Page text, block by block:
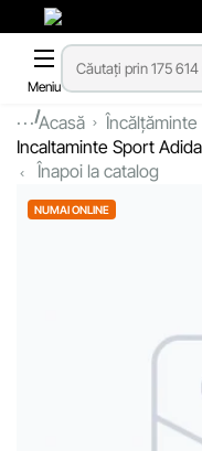
Meniu
...Acasă
Încălțăminte
Incaltaminte Sport
Înapoi la catalog
NUMAI ONLINE